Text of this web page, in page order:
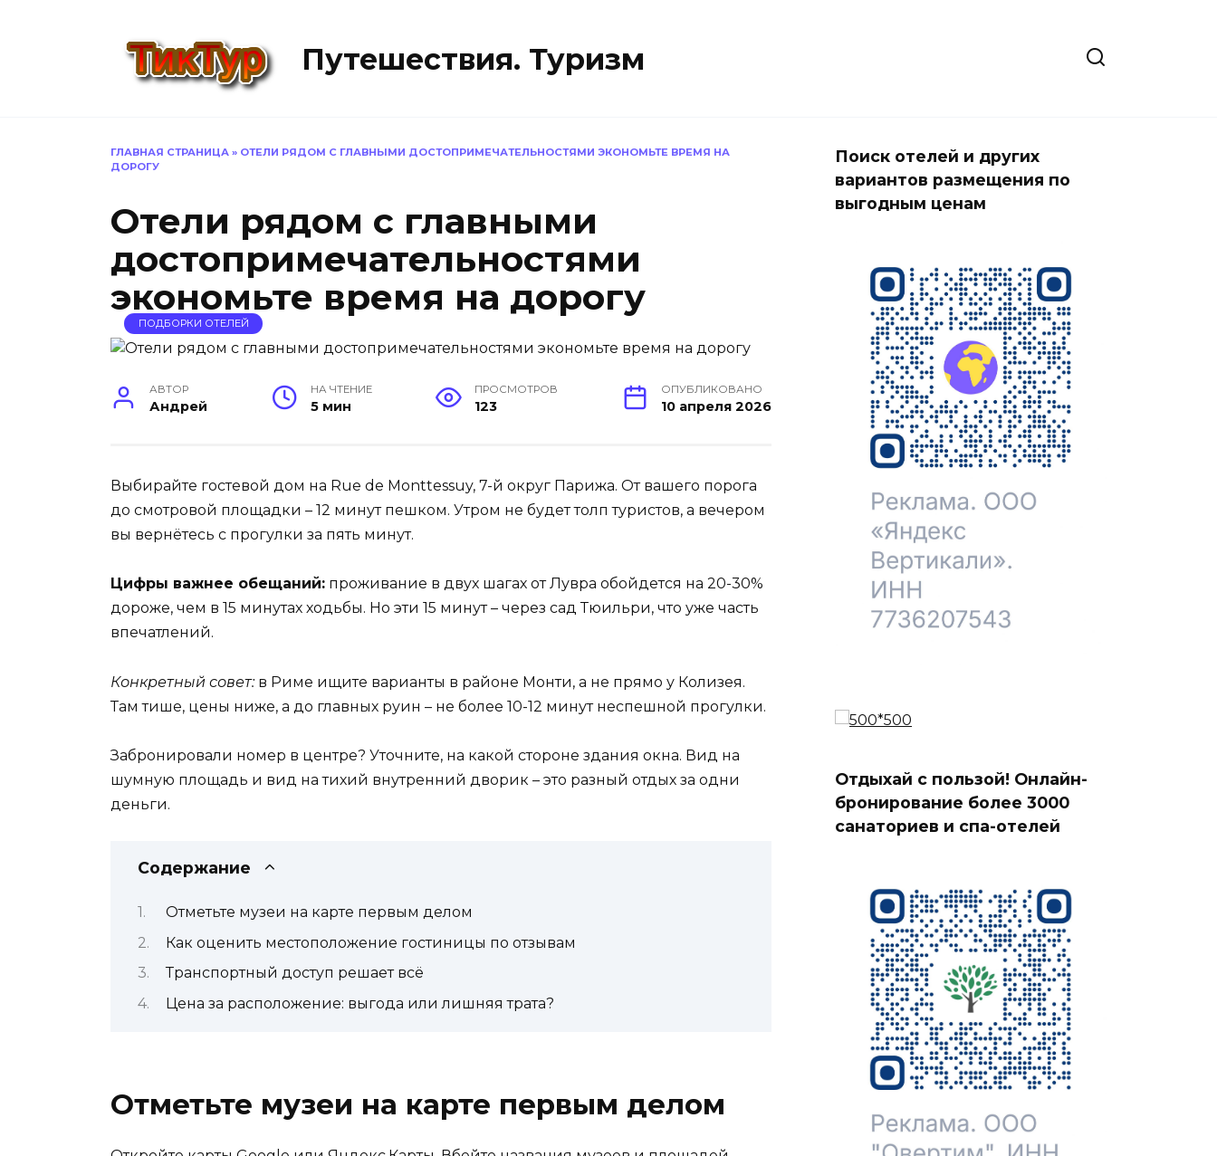
Путешествия. Туризм
ГЛАВНАЯ СТРАНИЦА » ОТЕЛИ РЯДОМ С ГЛАВНЫМИ ДОСТОПРИМЕЧАТЕЛЬНОСТЯМИ ЭКОНОМЬТЕ ВРЕМЯ НА
ДОРОГУ
Отели рядом с главными
достопримечательностями
экономьте время на дорогу
ПОДБОРКИ ОТЕЛЕЙ
АВТОР
Андрей
НА ЧТЕНИЕ
5 мин
ПРОСМОТРОВ
123
ОПУБЛИКОВАНО
10 апреля 2026
Выбирайте гостевой дом на Rue de Monttessuy, 7-й округ Парижа. От вашего порога
до смотровой площадки – 12 минут пешком. Утром не будет толп туристов, а вечером
вы вернётесь с прогулки за пять минут.
Цифры важнее обещаний: проживание в двух шагах от Лувра обойдется на 20-30%
дороже, чем в 15 минутах ходьбы. Но эти 15 минут – через сад Тюильри, что уже часть
впечатлений.
Конкретный совет:в Риме ищите варианты в районе Монти, а не прямо у Колизея.
Там тише, цены ниже, а до главных руин – не более 10-12 минут неспешной прогулки.
Забронировали номер в центре? Уточните, на какой стороне здания окна. Вид на
шумную площадь и вид на тихий внутренний дворик – это разный отдых за одни
деньги.
Содержание
Отметьте музеи на карте первым делом
Как оценить местоположение гостиницы по отзывам
Транспортный доступ решает всё
Цена за расположение: выгода или лишняя трата?
Отметьте музеи на карте первым делом
Поиск отелей и других
вариантов размещения по
выгодным ценам
Отдыхай с пользой! Онлайн-
бронирование более 3000
санаториев и спа-отелей